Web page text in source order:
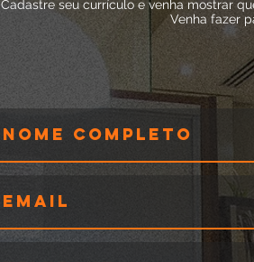
Cadastre seu currículo e venha mostrar
Venha fazer